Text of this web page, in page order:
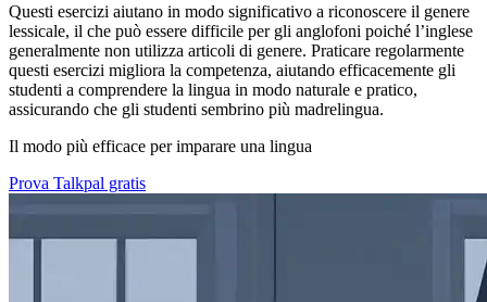
Questi esercizi aiutano in modo significativo a riconoscere il genere
lessicale, il che può essere difficile per gli anglofoni poiché l’inglese
generalmente non utilizza articoli di genere. Praticare regolarmente
questi esercizi migliora la competenza, aiutando efficacemente gli
studenti a comprendere la lingua in modo naturale e pratico,
assicurando che gli studenti sembrino più madrelingua.
Il modo più efficace per imparare una lingua
Prova Talkpal gratis